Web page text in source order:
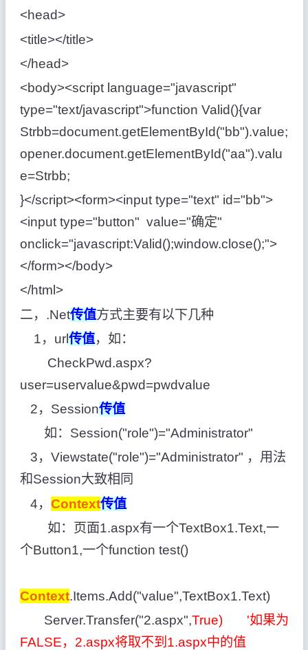
<head>
<title></title>
</head>
<body><script language="javascript"
type="text/javascript">function Valid(){var
Strbb=document.getElementById("bb").value;
opener.document.getElementById("aa").valu
e=Strbb;
}</script><form><input type="text" id="bb">
<input type="button" value="确定"
οnclick="javascript:Valid();window.close();">
</form></body>
</html>
二，.Net传值方式主要有以下几种
1，url传值，如：
CheckPwd.aspx?
user=uservalue&pwd=pwdvalue
2，Session传值
如：Session("role")="Administrator"
3，Viewstate("role")="Administrator" ，用法
和Session大致相同
4， Context传值
如：页面1.aspx有一个TextBox1.Text,一
个Button1,一个function test()
Context.Items.Add("value",TextBox1.Text)
Server.Transfer("2.aspx",True) '如果为
FALSE，2.aspx将取不到1.aspx中的值